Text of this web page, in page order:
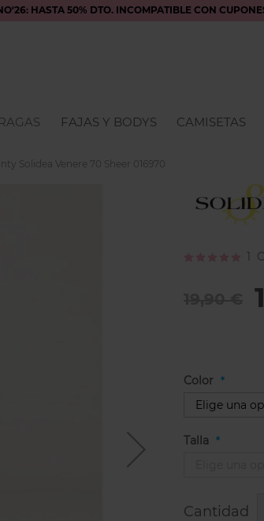
HASTA 50% DTO. INCOMPATIBLE CON
FAJAS Y BODYS CAMISETAS
Solidea Venere 70 Sheer 016970
Calificación:1
Color
Talla
Cantidad